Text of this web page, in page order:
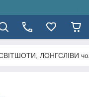
ЛОНГСЛІВИ